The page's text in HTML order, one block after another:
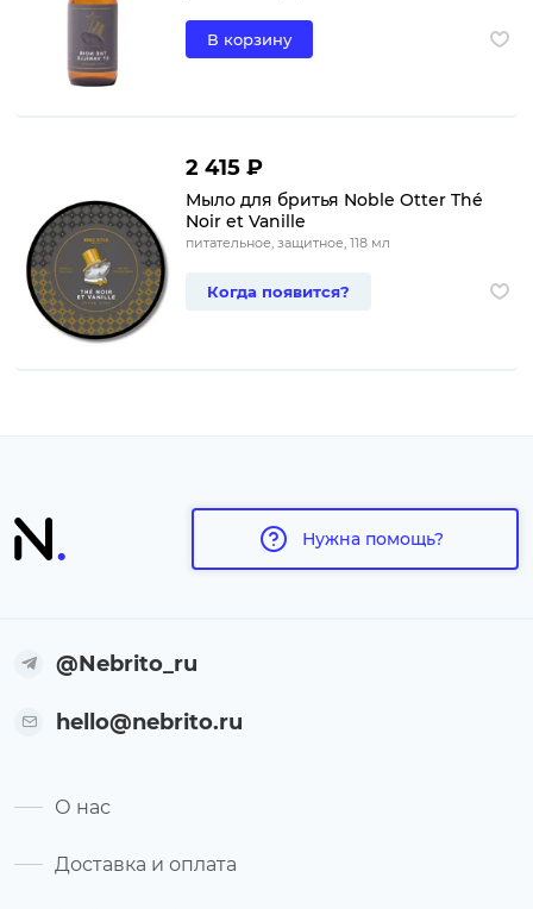
В корзину
2 415 ₽
Мыло для бритья Noble Otter Thé
Noir et Vanille
питательное, защитное, 118 мл
Когда появится?
Нужна помощь?
@Nebrito_ru
hello@nebrito.ru
О нас
Доставка и оплата